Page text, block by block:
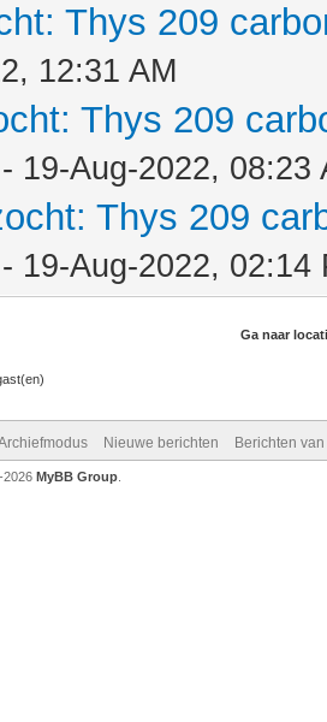
Thys 209
12:31 AM
Thys 209
- 19-Aug-2022, 08:23
Thys 209
- 19-Aug-2022, 02:14
Ga naar
Nieuwe berichten Berichten
2026 MyBB Group